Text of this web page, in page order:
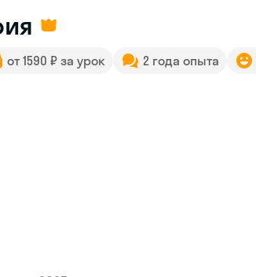
от 1590 ₽ за урок 2 года опыта